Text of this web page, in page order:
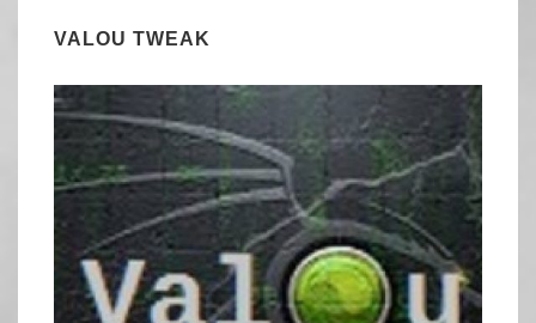
VALOU TWEAK